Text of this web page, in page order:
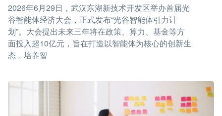
2026年6月29日，武汉东湖新技术开发区举办首届光
谷智能体经济大会，正式发布“光谷智能体引力计
划”。大会提出未来三年将在政策、算力、基金等方
面投入超10亿元，旨在打造以智能体为核心的创新生
态，培养智